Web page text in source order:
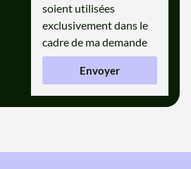
soient utilisées
exclusivement dans le
cadre de ma demande
Envoyer